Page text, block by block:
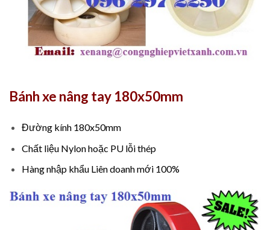
Bánh xe nâng tay 180x50mm
Đường kính 180x50mm
Chất liệu Nylon hoặc PU lỗi thép
Hàng nhập khẩu Liên doanh mới 100%